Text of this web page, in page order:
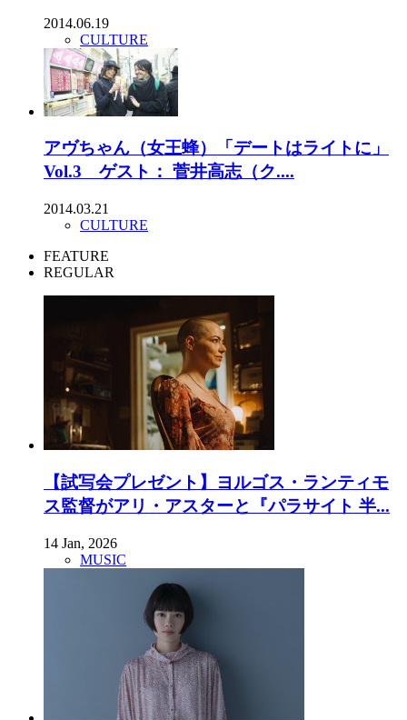
2014.06.19
CULTURE
アヴちゃん（女王蜂）「デートはライトに」
Vol.3 ゲスト： 菅井高志（ク....
2014.03.21
CULTURE
FEATURE
REGULAR
【試写会プレゼント】ヨルゴス・ランティモ
ス監督がアリ・アスターと『パラサイト 半...
14 Jan, 2026
MUSIC